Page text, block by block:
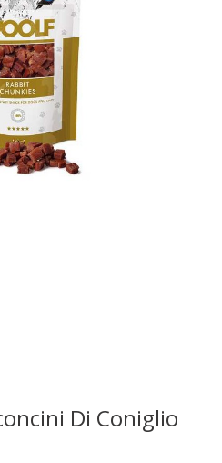
Di Coniglio